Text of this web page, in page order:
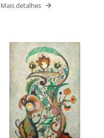
Mais detalhes